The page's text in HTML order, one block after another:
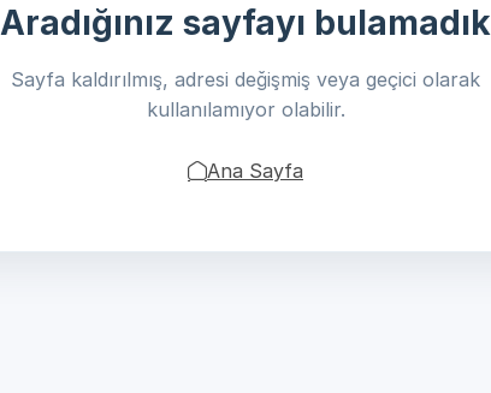
Aradığınız sayfayı bulamadık
Sayfa kaldırılmış, adresi değişmiş veya geçici olarak
kullanılamıyor olabilir.
Ana Sayfa